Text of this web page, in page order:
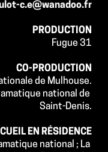
c.e@wanadoo.fr
PRODUCTION
Fugue 31
CO-PRODUCTION
de Mulhouse.
national de
Saint-Denis.
EN RÉSIDENCE
national ; La